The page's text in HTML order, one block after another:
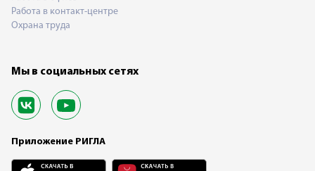
Работа в контакт-центре
Охрана труда
Мы в социальных сетях
Приложение РИГЛА